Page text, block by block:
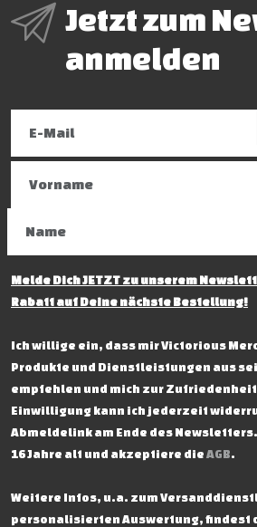
Jetzt zum
anmelden
Melde Dich JETZT zu unserem
Rabatt auf Deine nächste Bestellung!
Ich willige ein, dass mir Victorious
Produkte und Dienstleistungen aus
empfehlen und mich zur
Einwilligung kann ich jederzeit
Abmeldelink am Ende des
16 Jahre alt und akzeptiere die AGB.
Weitere Infos, u.a. zum
personalisierten Auswertung, findest